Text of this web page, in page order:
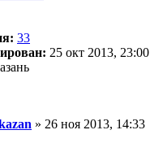
33
25 окт 2013, 23:00
» 26 ноя 2013, 14:33